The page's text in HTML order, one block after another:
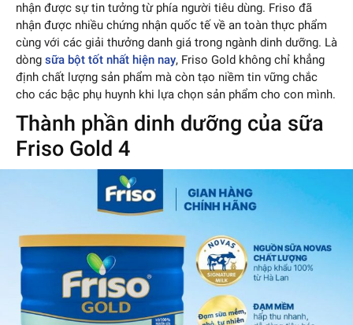
nhận được sự tin tưởng từ phía người tiêu dùng. Friso đã
nhận được nhiều chứng nhận quốc tế về an toàn thực phẩm
cùng với các giải thưởng danh giá trong ngành dinh dưỡng. Là
dòng sữa bột tốt nhất hiện nay, Friso Gold không chỉ khẳng
định chất lượng sản phẩm mà còn tạo niềm tin vững chắc
cho các bậc phụ huynh khi lựa chọn sản phẩm cho con mình.
Thành phần dinh dưỡng của sữa
Friso Gold 4